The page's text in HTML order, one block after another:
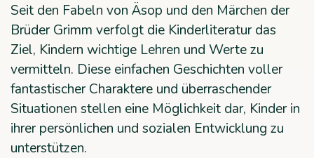
Seit den Fabeln von Äsop und den Märchen der
Brüder Grimm verfolgt die Kinderliteratur das
Ziel, Kindern wichtige Lehren und Werte zu
vermitteln. Diese einfachen Geschichten voller
fantastischer Charaktere und überraschender
Situationen stellen eine Möglichkeit dar, Kinder in
ihrer persönlichen und sozialen Entwicklung zu
unterstützen.